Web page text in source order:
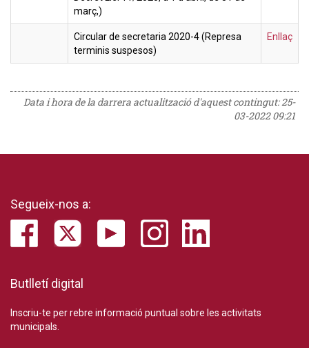
març,)
Circular de secretaria 2020-4 (Represa
terminis suspesos)
Enllaç
Data i hora de la darrera actualització d'aquest contingut:25-
03-2022 09:21
Segueix-nos a:
Butlletí digital
Inscriu-te per rebre informació puntual sobre les activitats
municipals.